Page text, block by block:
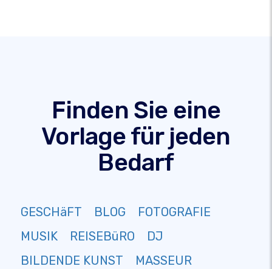
Finden Sie eine
Vorlage für jeden
Bedarf
GESCHäFT BLOG
FOTOGRAFIE
MUSIK
REISEBüRO
DJ
BILDENDE KUNST
MASSEUR